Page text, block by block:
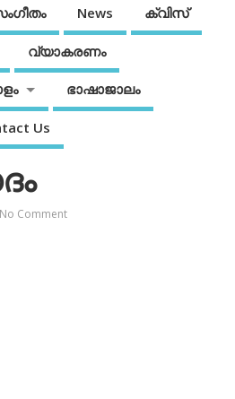
News ക്വിസ്
വ്യാകരണം
ഭാഷാജാലം
Us
No Comment